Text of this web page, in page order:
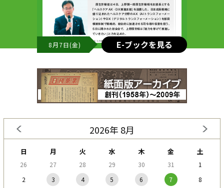
8月7日(金) E-ブックを見る
2026年 8月
日 月 火 水 木 金 土
26 27 28 29 30 31
1
2
3 4 5 6 7
8